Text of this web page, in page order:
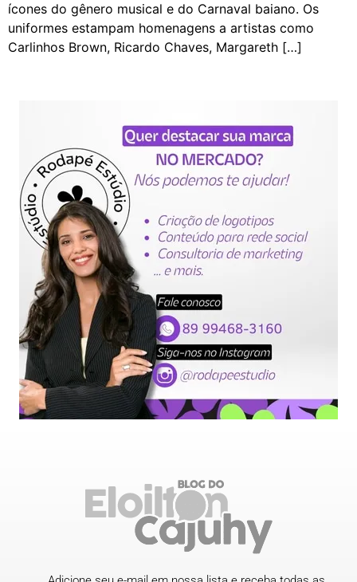
ícones do gênero musical e do Carnaval baiano. Os
uniformes estampam homenagens a artistas como
Carlinhos Brown, Ricardo Chaves, Margareth […]